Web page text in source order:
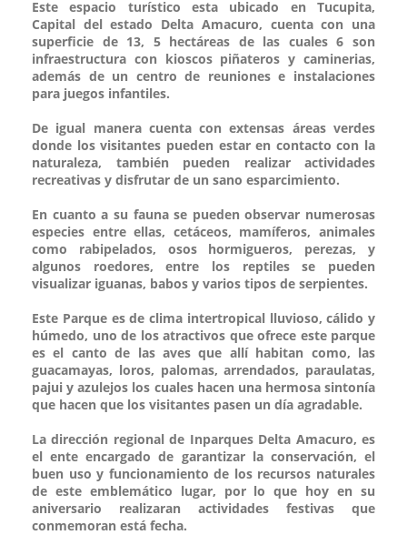
Este espacio turístico esta ubicado en Tucupita,
Capital del estado Delta Amacuro, cuenta con una
superficie de 13, 5 hectáreas de las cuales 6 son
infraestructura con kioscos piñateros y caminerias,
además de un centro de reuniones e instalaciones
para juegos infantiles.
De igual manera cuenta con extensas áreas verdes
donde los visitantes pueden estar en contacto con la
naturaleza, también pueden realizar actividades
recreativas y disfrutar de un sano esparcimiento.
En cuanto a su fauna se pueden observar numerosas
especies entre ellas, cetáceos, mamíferos, animales
como rabipelados, osos hormigueros, perezas, y
algunos roedores, entre los reptiles se pueden
visualizar iguanas, babos y varios tipos de serpientes.
Este Parque es de clima intertropical lluvioso, cálido y
húmedo, uno de los atractivos que ofrece este parque
es el canto de las aves que allí habitan como, las
guacamayas, loros, palomas, arrendados, paraulatas,
pajui y azulejos los cuales hacen una hermosa sintonía
que hacen que los visitantes pasen un día agradable.
La dirección regional de Inparques Delta Amacuro, es
el ente encargado de garantizar la conservación, el
buen uso y funcionamiento de los recursos naturales
de este emblemático lugar, por lo que hoy en su
aniversario realizaran actividades festivas que
conmemoran está fecha.